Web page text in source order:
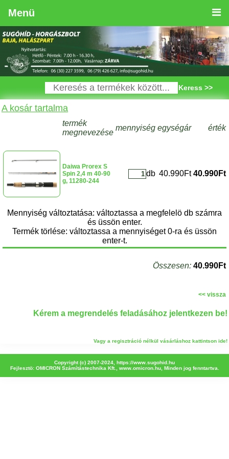
Menü
Keress >>
A kosár tartalma
termék
megnevezése
mennyiség egységár érték
Daiwa Prorex S
Spin 2,4 m 40-90
g, 11280-244
db 40.990Ft 40.990Ft
Mennyiség változtatása: változtassa a megfelelö db számra
és üssön enter.
Termék törlése: változtassa a mennyiséget 0-ra és üssön
enter-t.
Összesen: 40.990Ft
<< vissza
Kérem a megrendelés feladásához jelentkezen be!
Vagy a regisztráció nélkül vásárláshoz kattintson ide!
Copyright (c) 2007-2024, https://www.sugohid.hu
Fejlesztö: OMICRON Számítástechnika Kft., www.omicron.hu, Minden jog fenntartva.